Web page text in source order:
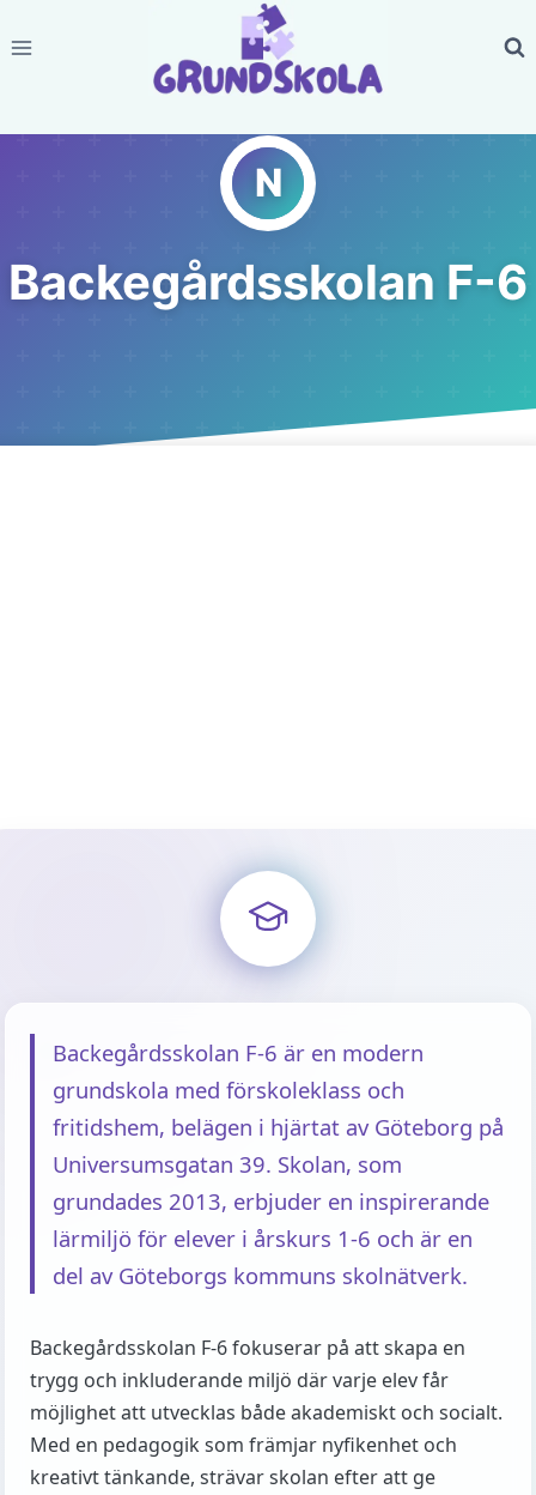
to
Backegårdsskolan F-6
Backegårdsskolan F-6 är en modern
grundskola med förskoleklass och
fritidshem, belägen i hjärtat av Göteborg på
Universumsgatan 39. Skolan, som
grundades 2013, erbjuder en inspirerande
lärmiljö för elever i årskurs 1-6 och är en
del av Göteborgs kommuns skolnätverk.
Backegårdsskolan F-6 fokuserar på att skapa en
trygg och inkluderande miljö där varje elev får
möjlighet att utvecklas både akademiskt och socialt.
Med en pedagogik som främjar nyfikenhet och
kreativt tänkande, strävar skolan efter att ge